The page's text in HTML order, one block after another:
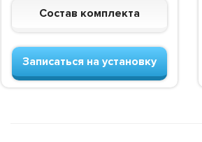
Состав комплекта
Записаться на установку